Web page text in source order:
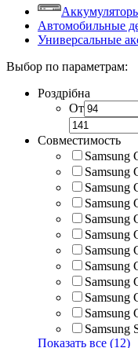
Автомобильные
Универсальные
Выбор по параметрам:
Роздрібна
От
Совместимость
Samsung
Samsung
Samsung
Samsung
Samsung
Samsung
Samsung
Samsung
Samsung
Samsung
Samsung
Samsung
Показать все (12)